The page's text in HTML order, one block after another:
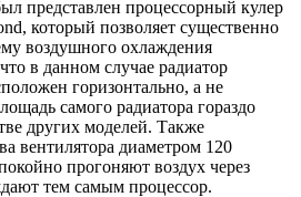
представлен процессорный кулер
который позволяет существенно
воздушного охлаждения
в данном случае радиатор
горизонтально, а не
самого радиатора гораздо
других моделей. Также
вентилятора диаметром 120
прогоняют воздух через
тем самым процессор.